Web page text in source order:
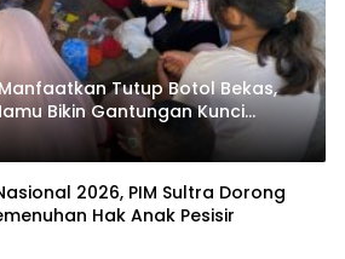
Tutup Botol Bekas,
Bikin Gantungan Kunci
2026, PIM Sultra Dorong
Hak Anak Pesisir